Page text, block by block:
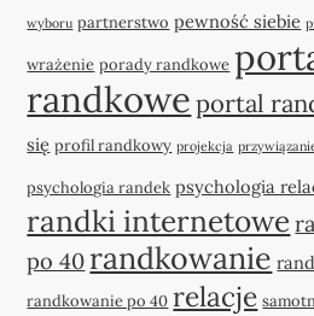
wyboru partnerstwo pewność siebie
wrażenie porady randkowe
randkowe portal
się profil randkowy projekcja
psychologia randek psychologia
randki internetowe
po 40 randkowanie
randkowanie po 40 relacje